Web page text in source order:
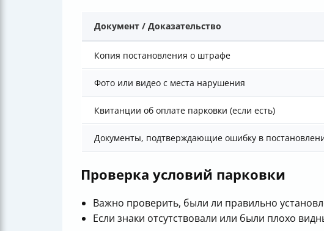
Документ / Доказательство
Копия постановления о штрафе
Фото или видео с места нарушения
Квитанции об оплате парковки (если есть)
Документы, подтверждающие ошибку в
Проверка условий парковки
Важно проверить, были ли правильно
Если знаки отсутствовали или были плохо